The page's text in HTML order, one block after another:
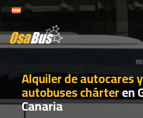
to
ALQUILER DE AUTOCARES
DESTINOS
Alquiler de autocares y
autobuses chárteren
Canaria